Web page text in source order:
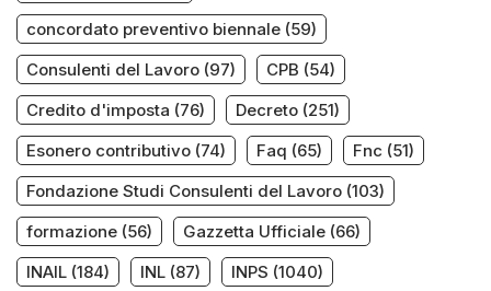
concordato preventivo biennale (59)
Consulenti del Lavoro (97) CPB (54)
Credito d'imposta (76) Decreto (251)
Esonero contributivo (74) Faq (65) Fnc (51)
Fondazione Studi Consulenti del Lavoro (103)
formazione (56) Gazzetta Ufficiale (66)
INAIL (184) INL (87) INPS (1040)